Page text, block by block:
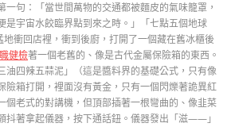
一句：「當世間萬物的交通都被麵皮的氣味籠罩，
是宇宙水餃臨界點到來之時。」「七點五個地球
衝回店裡，衝到後廚，打開了一個藏在舊冰櫃後
健檢著一個老舊的、像是古代金屬保險箱的東西。
油四辣五蒜泥」（這是醬料界的基礎公式，只有像
險箱打開，裡面沒有黃金，只有一個閃爍著詭異紅
個老式的對講機，但頂部插著一根彎曲的、像韭菜
抖著拿起儀器，按下通話鈕。儀器發出「滋——」